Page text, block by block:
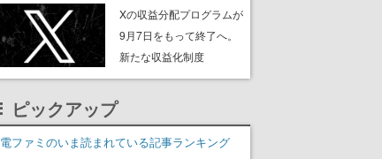
ンペーンなども発表
Xの収益分配プログラムが
9月7日をもって終了へ。
新たな収益化制度
「Original Content
ピックアップ
電ファミのいま読まれている記事ランキング